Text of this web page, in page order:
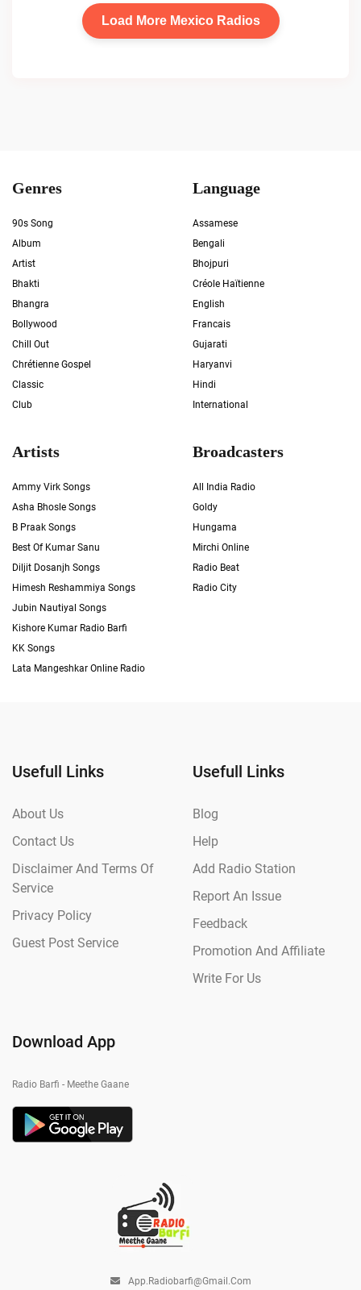
Load More Mexico Radios
Genres
90s Song
Album
Artist
Bhakti
Bhangra
Bollywood
Chill Out
Chrétienne Gospel
Classic
Club
Language
Assamese
Bengali
Bhojpuri
Créole Haïtienne
English
Francais
Gujarati
Haryanvi
Hindi
International
Artists
Ammy Virk Songs
Asha Bhosle Songs
B Praak Songs
Best Of Kumar Sanu
Diljit Dosanjh Songs
Himesh Reshammiya Songs
Jubin Nautiyal Songs
Kishore Kumar Radio Barfi
KK Songs
Lata Mangeshkar Online Radio
Broadcasters
All India Radio
Goldy
Hungama
Mirchi Online
Radio Beat
Radio City
Usefull Links
About Us
Contact Us
Disclaimer And Terms Of
Service
Privacy Policy
Guest Post Service
Usefull Links
Blog
Help
Add Radio Station
Report An Issue
Feedback
Promotion And Affiliate
Write For Us
Download App
Radio Barfi - Meethe Gaane
App.radiobarfi@gmail.com